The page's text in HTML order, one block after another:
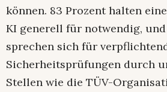
können. 83 Prozent halten
KI generell für notwendig,
sprechen sich für
Sicherheitsprüfungen durch
Stellen wie die TÜV-